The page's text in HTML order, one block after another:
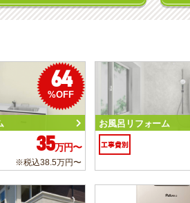
64
%OFF
35万円〜
※税込38.5万円〜
お風呂リフォーム
工事費別